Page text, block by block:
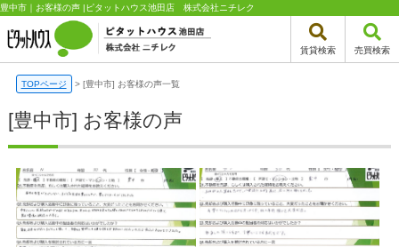
豊中市｜お客様の声 |ピタットハウス池田店 株式会社ニチレク
賃貸検索 売買検索
TOPページ > [豊中市] お客様の声一覧
[豊中市] お客様の声